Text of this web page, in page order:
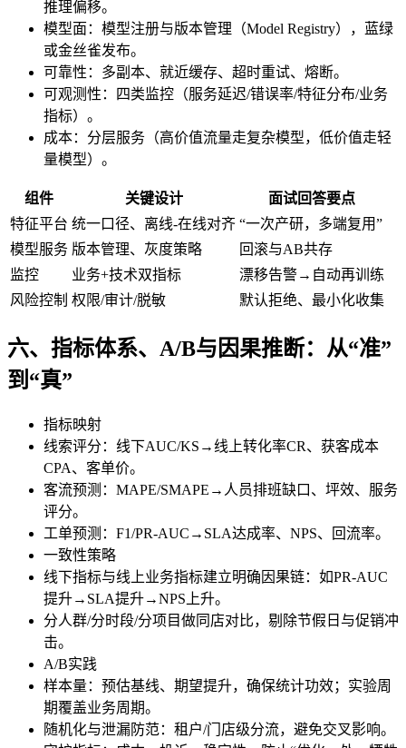
推理偏移。
模型面：模型注册与版本管理（Model Registry），蓝绿
或金丝雀发布。
可靠性：多副本、就近缓存、超时重试、熔断。
可观测性：四类监控（服务延迟/错误率/特征分布/业务
指标）。
成本：分层服务（高价值流量走复杂模型，低价值走轻
量模型）。
组件 关键设计
面试回答要点
特征平台 统一口径、离线-在线对齐 “一次产研，多端复用”
模型服务 版本管理、灰度策略
回滚与AB共存
监控
业务+技术双指标
漂移告警→自动再训练
风险控制 权限/审计/脱敏 默认拒绝、最小化收集
六、指标体系、A/B与因果推断：从“准”
到“真”
指标映射
线索评分：线下AUC/KS→线上转化率CR、获客成本
CPA、客单价。
客流预测：MAPE/SMAPE→人员排班缺口、坪效、服务
评分。
工单预测：F1/PR-AUC→SLA达成率、NPS、回流率。
一致性策略
线下指标与线上业务指标建立明确因果链：如PR-AUC
提升→SLA提升→NPS上升。
分人群/分时段/分项目做同店对比，剔除节假日与促销冲
击。
A/B实践
样本量：预估基线、期望提升，确保统计功效；实验周
期覆盖业务周期。
随机化与泄漏防范：租户/门店级分流，避免交叉影响。